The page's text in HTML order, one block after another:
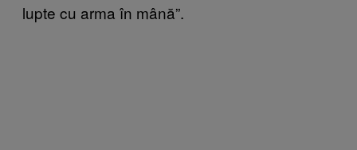
lupte cu arma în mână”.